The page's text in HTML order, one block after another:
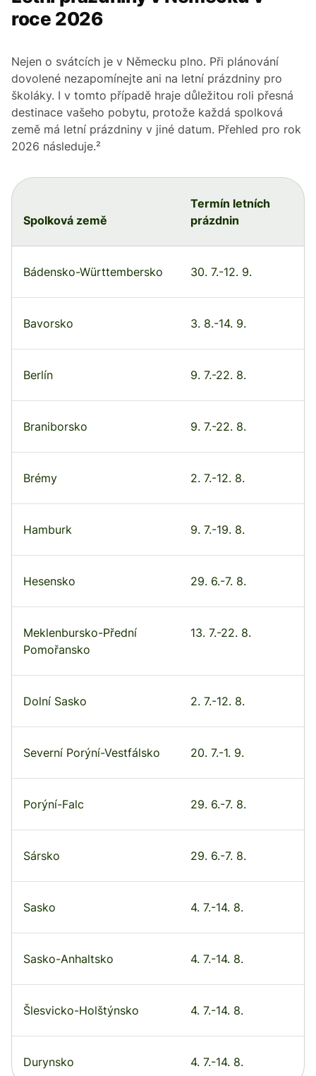
roce 2026
Nejen o svátcích je v Německu plno. Při plánování
dovolené nezapomínejte ani na letní prázdniny pro
školáky. I v tomto případě hraje důležitou roli přesná
destinace vašeho pobytu, protože každá spolková
země má letní prázdniny v jiné datum. Přehled pro rok
2026 následuje.²
Spolková země
Termín letních
prázdnin
Bádensko-Württembersko 30. 7.-12. 9.
Bavorsko 3. 8.-14. 9.
Berlín 9. 7.-22. 8.
Braniborsko 9. 7.-22. 8.
Brémy 2. 7.-12. 8.
Hamburk 9. 7.-19. 8.
Hesensko 29. 6.-7. 8.
Meklenbursko-Přední
Pomořansko
13. 7.-22. 8.
Dolní Sasko 2. 7.-12. 8.
Severní Porýní-Vestfálsko 20. 7.-1. 9.
Porýní-Falc 29. 6.-7. 8.
Sársko 29. 6.-7. 8.
Sasko 4. 7.-14. 8.
Sasko-Anhaltsko 4. 7.-14. 8.
Šlesvicko-Holštýnsko 4. 7.-14. 8.
Durynsko 4. 7.-14. 8.